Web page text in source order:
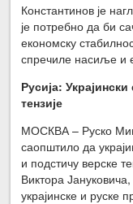
Константинов је
је потребно да би
економску
спречиле насиље и
Русија:
тензије
МОСКВА – Руско
саопштило да
и подстичу верске
Виктора
украјинске и руске